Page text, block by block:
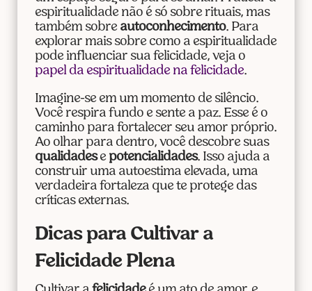
espiritualidade não é só sobre rituais, mas
também sobre autoconhecimento. Para
explorar mais sobre como a espiritualidade
pode influenciar sua felicidade, veja o
papel da espiritualidade na felicidade.
Imagine-se em um momento de silêncio.
Você respira fundo e sente a paz. Esse é o
caminho para fortalecer seu amor próprio.
Ao olhar para dentro, você descobre suas
qualidadese potencialidades. Isso ajuda a
construir uma autoestima elevada, uma
verdadeira fortaleza que te protege das
críticas externas.
Dicas para Cultivar a
Felicidade Plena